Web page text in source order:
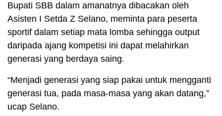
Bupati SBB dalam amanatnya dibacakan oleh
Asisten I Setda Z Selano, meminta para peserta
sportif dalam setiap mata lomba sehingga output
daripada ajang kompetisi ini dapat melahirkan
generasi yang berdaya saing.
“Menjadi generasi yang siap pakai untuk mengganti
generasi tua, pada masa-masa yang akan datang,”
ucap Selano.